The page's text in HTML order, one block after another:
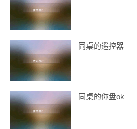
同桌的遥控器
同桌的你盘ok